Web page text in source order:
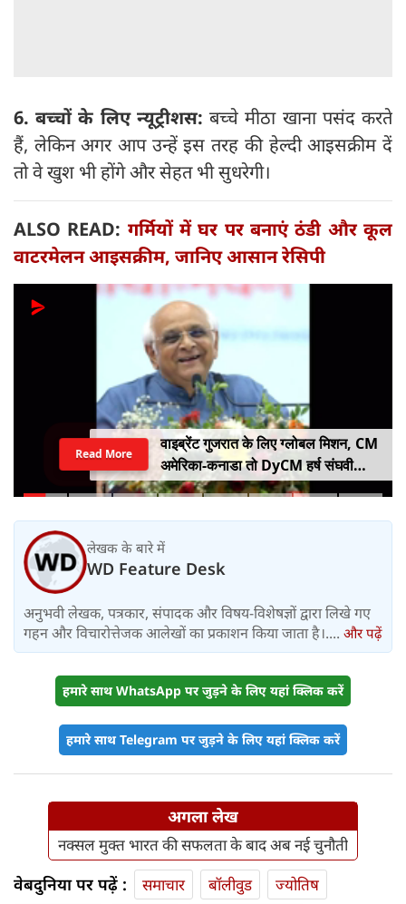
6. बच्चों के लिए न्यूट्रीशस:बच्चे मीठा खाना पसंद करते
हैं, लेकिन अगर आप उन्हें इस तरह की हेल्दी आइसक्रीम दें
तो वे खुश भी होंगे और सेहत भी सुधरेगी।
ALSO READ: गर्मियों में घर पर बनाएं ठंडी और कूल
वाटरमेलन आइसक्रीम, जानिए आसान रेसिपी
वाइब्रेंट गुजरात के लिए ग्लोबल मिशन, CM
अमेरिका-कनाडा तो DyCM हर्ष संघवी
संभालेंगे जापान-यूरोप का मोर्चा
Read More
लेखक के बारे में
WD Feature Desk
अनुभवी लेखक, पत्रकार, संपादक और विषय-विशेषज्ञों द्वारा लिखे गए
गहन और विचारोत्तेजक आलेखों का प्रकाशन किया जाता है।.... और पढ़ें
हमारे साथ WhatsApp पर जुड़ने के लिए यहां क्लिक करें
हमारे साथ Telegram पर जुड़ने के लिए यहां क्लिक करें
अगला लेख
नक्सल मुक्त भारत की सफलता के बाद अब नई चुनौती
वेबदुनिया पर पढ़ें : समाचार बॉलीवुड
ज्योतिष